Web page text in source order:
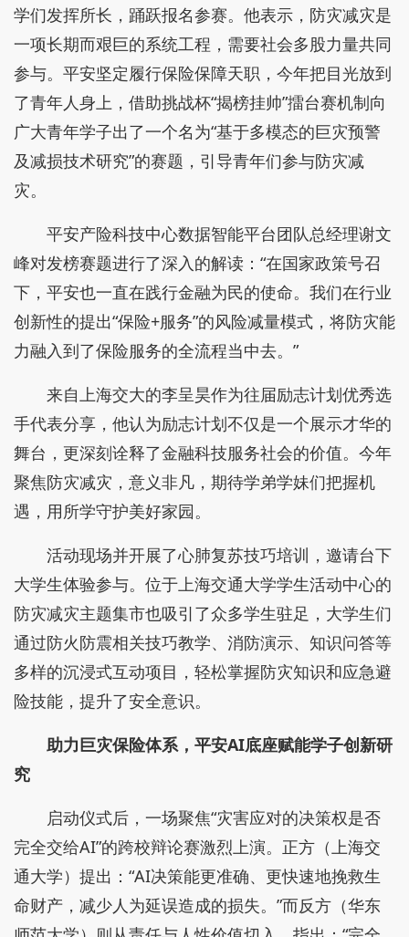
学们发挥所长，踊跃报名参赛。他表示，防灾减灾是
一项长期而艰巨的系统工程，需要社会多股力量共同
参与。平安坚定履行保险保障天职，今年把目光放到
了青年人身上，借助挑战杯“揭榜挂帅”擂台赛机制向
广大青年学子出了一个名为“基于多模态的巨灾预警
及减损技术研究”的赛题，引导青年们参与防灾减
灾。
平安产险科技中心数据智能平台团队总经理谢文
峰对发榜赛题进行了深入的解读：“在国家政策号召
下，平安也一直在践行金融为民的使命。我们在行业
创新性的提出“保险+服务”的风险减量模式，将防灾能
力融入到了保险服务的全流程当中去。”
来自上海交大的李呈昊作为往届励志计划优秀选
手代表分享，他认为励志计划不仅是一个展示才华的
舞台，更深刻诠释了金融科技服务社会的价值。今年
聚焦防灾减灾，意义非凡，期待学弟学妹们把握机
遇，用所学守护美好家园。
活动现场并开展了心肺复苏技巧培训，邀请台下
大学生体验参与。位于上海交通大学学生活动中心的
防灾减灾主题集市也吸引了众多学生驻足，大学生们
通过防火防震相关技巧教学、消防演示、知识问答等
多样的沉浸式互动项目，轻松掌握防灾知识和应急避
险技能，提升了安全意识。
助力巨灾保险体系，平安AI底座赋能学子创新研
究
启动仪式后，一场聚焦“灾害应对的决策权是否
完全交给AI”的跨校辩论赛激烈上演。正方（上海交
通大学）提出：“AI决策能更准确、更快速地挽救生
命财产，减少人为延误造成的损失。”而反方（华东